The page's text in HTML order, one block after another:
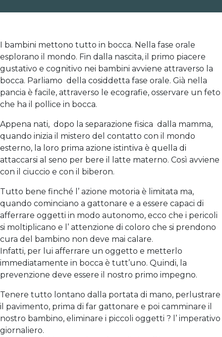
I bambini mettono tutto in bocca. Nella fase orale
esplorano il mondo. Fin dalla nascita, il primo piacere
gustativo e cognitivo nei bambini avviene attraverso la
bocca. Parliamo della cosiddetta fase orale. Già nella
pancia è facile, attraverso le ecografie, osservare un feto
che ha il pollice in bocca.
Appena nati, dopo la separazione fisica dalla mamma,
quando inizia il mistero del contatto con il mondo
esterno, la loro prima azione istintiva è quella di
attaccarsi al seno per bere il latte materno. Così avviene
con il ciuccio e con il biberon.
Tutto bene finché l’ azione motoria è limitata ma,
quando cominciano a gattonare e a essere capaci di
afferrare oggetti in modo autonomo, ecco che i pericoli
si moltiplicano e l’ attenzione di coloro che si prendono
cura del bambino non deve mai calare.
Infatti, per lui afferrare un oggetto e metterlo
immediatamente in bocca è tutt’uno. Quindi, la
prevenzione deve essere il nostro primo impegno.
Tenere tutto lontano dalla portata di mano, perlustrare
il pavimento, prima di far gattonare e poi camminare il
nostro bambino, eliminare i piccoli oggetti ? l’ imperativo
giornaliero.